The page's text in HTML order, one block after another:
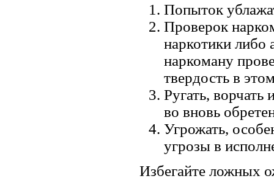
Попыток
Проверок
наркотики либо
наркоману
твердость в
Ругать, ворчать
во вновь
Угрожать,
угрозы в
Избегайте ложных